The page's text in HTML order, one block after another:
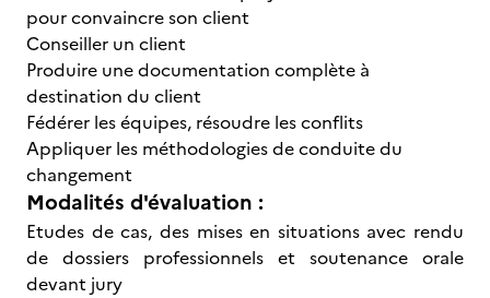
pour convaincre son client
Conseiller un client
Produire une documentation complète à
destination du client
Fédérer les équipes, résoudre les conflits
Appliquer les méthodologies de conduite du
changement
Modalités d'évaluation :
Etudes de cas, des mises en situations avec rendu
de dossiers professionnels et soutenance orale
devant jury